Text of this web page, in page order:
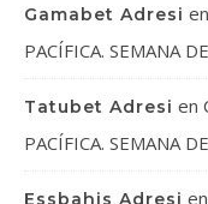
Gamabet Adresi en
PACÍFICA. SEMANA
Tatubet Adresi en
PACÍFICA. SEMANA
Essbahis Adresi en